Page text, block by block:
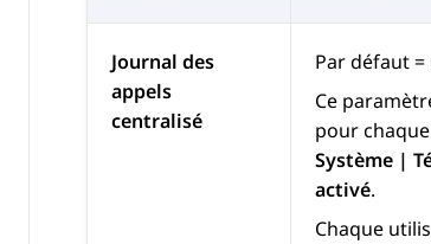
Journal des
appels
centralisé
Par défaut
Ce
pour
Système |
activé.
Chaque